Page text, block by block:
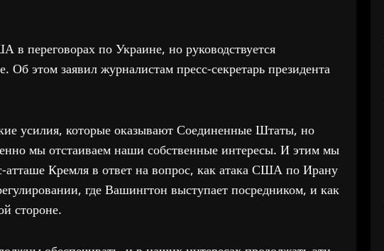
переговорах по Украине, но руководствуется
Об этом заявил журналистам пресс-секретарь президента
усилия, которые оказывают Соединенные Штаты, но
мы отстаиваем наши собственные интересы. И этим мы
атташе Кремля в ответ на вопрос, как атака США по Ирану
где Вашингтон выступает посредником, и как
стороне.